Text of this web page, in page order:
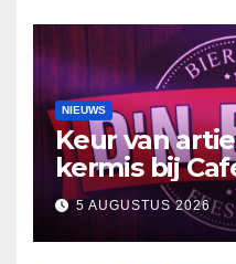
NIEUWS
Keur van
kermis bij
5 AUGUSTUS 2026